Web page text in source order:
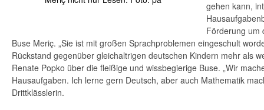
gehen kann,
Förderung um
Buse Meriç. „Sie ist mit großen Sprachproblemen eingeschult
Rückstand gegenüber gleichaltrigen deutschen Kindern mehr als
Renate Popko über die fleißige und wissbegierige Buse. „Wir
Hausaufgaben. Ich lerne gern Deutsch, aber auch Mathematik
Drittklässlerin.